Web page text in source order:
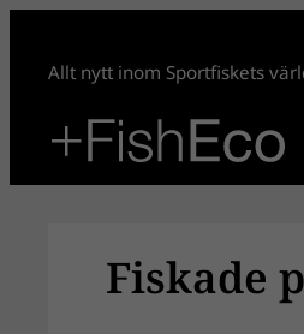
innehåll
Allt nytt inom Sportfiskets
Fiskade